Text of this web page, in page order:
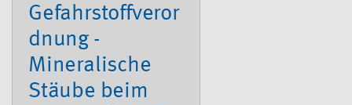
Gefahrstoffveror
dnung -
Mineralische
Stäube beim